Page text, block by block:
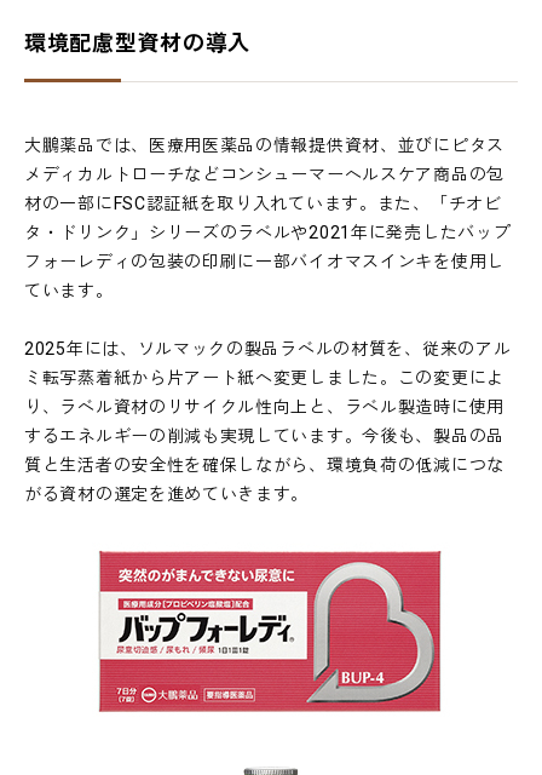
環境配慮型資材の導入
大鵬薬品では、医療用医薬品の情報提供資材、並びにピタス
メディカルトローチなどコンシューマーヘルスケア商品の包
材の一部にFSC認証紙を取り入れています。また、「チオビ
タ・ドリンク」シリーズのラベルや2021年に発売したバップ
フォーレディの包装の印刷に一部バイオマスインキを使用し
ています。
2025年には、ソルマックの製品ラベルの材質を、従来のアル
ミ転写蒸着紙から片アート紙へ変更しました。この変更によ
り、ラベル資材のリサイクル性向上と、ラベル製造時に使用
するエネルギーの削減も実現しています。​今後も、製品の品
質と生活者の安全性を確保しながら、環境負荷の低減につな
がる資材の選定を進めていきます。